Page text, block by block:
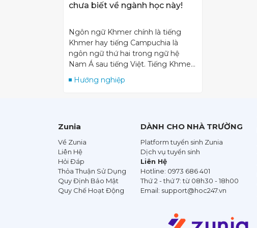
chưa biết về ngành học này!
Ngôn ngữ Khmer chính là tiếng
Khmer hay tiếng Campuchia là
ngôn ngữ thứ hai trong ngữ hệ
Nam Á sau tiếng Việt. Tiếng Khmer
chủ yếu được sử dụng nhiều ở vùng
Nam Bộ Việt Nam. Để hiểu rõ về
Hướng nghiệp
Zunia
Về Zunia
Liên Hệ
Hỏi Đáp
Thỏa Thuận Sử Dụng
Quy Định Bảo Mật
Quy Chế Hoạt Động
DÀNH CHO NHÀ TRƯỜNG
Platform tuyển sinh Zunia
Dịch vụ tuyển sinh
Liên Hệ
Hotline: 0973 686 401
Thứ 2 - thứ 7: từ 08h30 - 18h00
Email: support@hoc247.vn